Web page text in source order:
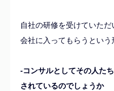
自社の研修を受けていた
会社に入ってもらうという
-コンサルとしてその人た
されているのでしょうか